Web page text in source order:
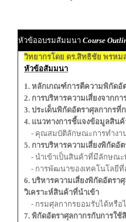
หัวข้ออบรมสัมมนา Course
วิทยากรโดย ดร.สิทธิชัย พรหม
หัวข้อสัมมนา
1. หลักเกณฑ์การตีความพิกัดอัต
2. การบริหารความเสี่ยงจากก
3. ประเด็นพิกัดอัตราศุลกากรที่
4. แนวทางการชี้แจงข้อมูลสินค้
- คุณสมบัติลักษณะการทำงา
5. การบริหารความเสี่ยงพิกัดอั
- นำเข้าเป็นสินค้าที่มีลักษณะ
- การพัฒนาของเทคโนโลยีที่
6. บริหารความเสี่ยงพิกัดอัตรา
วิเคราะห์สินค้าที่นำเข้า
- กรมศุลกากรยอมรับได้หรือ
7. พิกัดอัตราศุลกากรกับการใช้